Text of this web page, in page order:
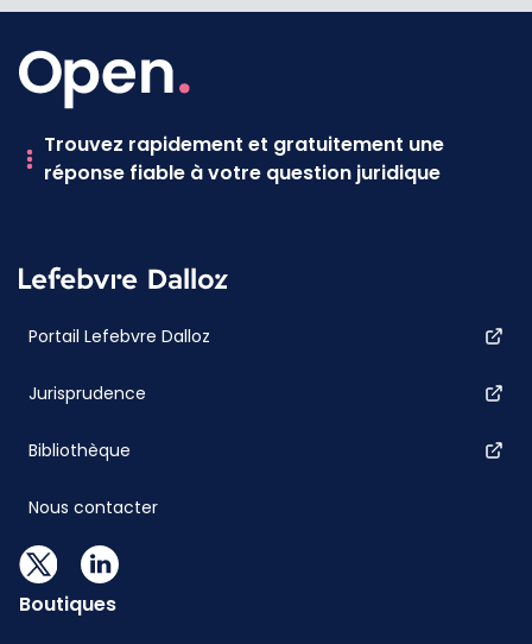
Trouvez rapidement et gratuitement une
réponse fiable à votre question juridique
Portail Lefebvre Dalloz
Jurisprudence
Bibliothèque
Nous contacter
Boutiques